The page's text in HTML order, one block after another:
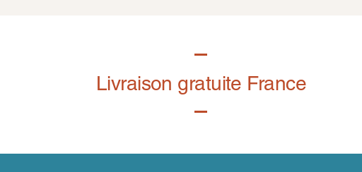
Livraison gratuite France